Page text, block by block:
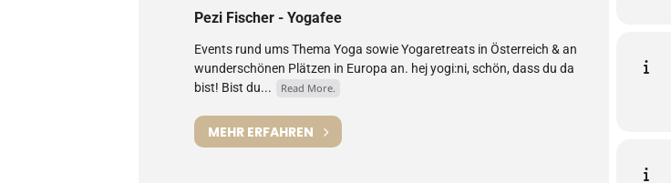
Pezi Fischer - Yogafee
Events rund ums Thema Yoga sowie Yogaretreats in Österreich & an
wunderschönen Plätzen in Europa an. hej yogi:ni, schön, dass du da
bist! Bist du...
Read More.
MEHR ERFAHREN